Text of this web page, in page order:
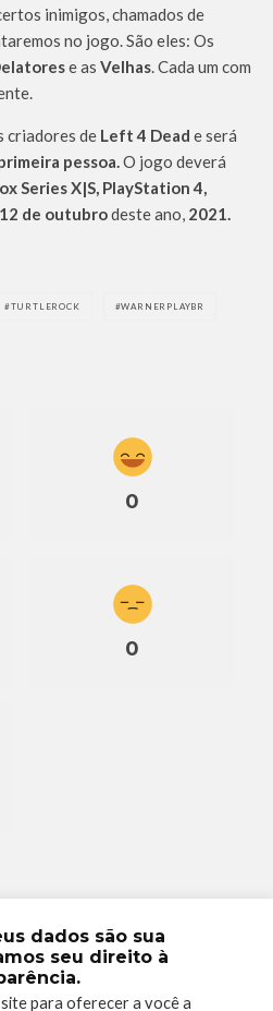
inimigos, chamados de
no jogo. São eles: Os
e as Velhas. Cada um com
criadores de Left 4 Dead e será
pessoa.O jogo deverá
Series X|S, PlayStation 4,
12 de outubrodeste ano, 2021.
TURTLEROCK WARNERPLAYBR
0
0
dados são sua
seu direito à
para oferecer a você a